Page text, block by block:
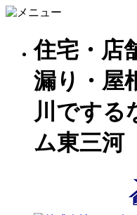
住宅・店
漏り・屋
川でする
ム東三河